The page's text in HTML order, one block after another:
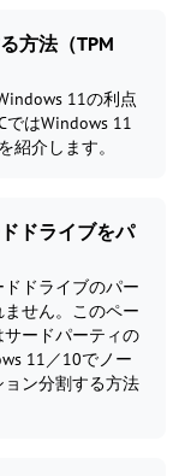
方法（TPM
11の利点
ではWindows 11
紹介します。
ドライブをパ
ドライブのパー
せん。このペー
ードパーティの
11／10でノー
ョン分割する方法